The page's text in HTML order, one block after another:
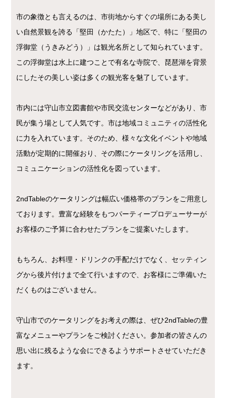
市の象徴とも言えるのは、市街地からすぐの場所にある美し
い自然景観を誇る「堅田（かたた）」地区で、特に「堅田の
浮御堂（うきみどう）」は観光名所として知られています。
この浮御堂は水上に建つことで有名な寺院で、琵琶湖を背景
にしたその美しい姿は多くの観光客を魅了しています。
市内には守山市立図書館や市民交流センターなどがあり、市
民が集う場として人気です。市は地域コミュニティの活性化
に力を入れています。そのため、様々な文化イベントや地域
活動が定期的に開催おり、その際にケータリングを活用し、
コミュニケーションの活性化を図っています。
2ndTableのケータリングは幅広い価格帯のプランをご用意し
ております。豊富な経験をもつパーティープロデューサーが
お客様のご予算に合わせたプランをご提案いたします。
もちろん、お料理・ドリンクの手配だけでなく、セッティン
グから後片付けまで全て行いますので、お客様にご準備いた
だくものはございません。
守山市でのケータリングをお考えの際は、ぜひ2ndTableの豊
富なメニューやプランをご検討ください。参加者の皆さんの
思い出に残るような会にできるようサポートさせていただき
ます。